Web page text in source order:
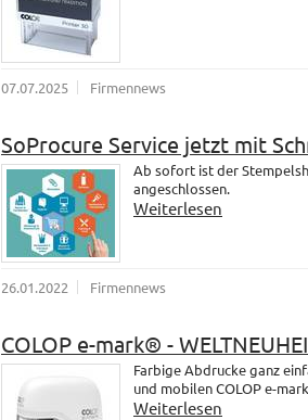
07.07.2025 Firmennews
SoProcure Service jetzt mit
Ab sofort ist der
angeschlossen.
Weiterlesen
26.01.2022 Firmennews
COLOP e-mark® -
Farbige Abdrucke ganz
und mobilen COLOP e-
Weiterlesen